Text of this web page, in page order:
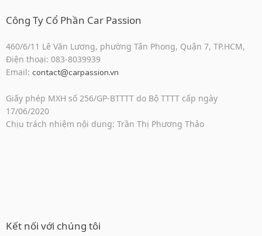
Công Ty Cổ Phần Car Passion
460/6/11 Lê Văn Lương, phường Tân Phong, Quận 7, TP.HCM,
Điện thoại: 083-8039939
Email: contact@carpassion.vn
Giấy phép MXH số 256/GP-BTTTT do Bộ TTTT cấp ngày
17/06/2020
Chịu trách nhiệm nội dung: Trần Thị Phương Thảo
Kết nối với chúng tôi